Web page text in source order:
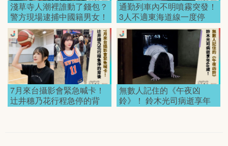
淺草寺人潮裡誰動了錢包？
警方現場逮捕中國籍男女！
通勤列車內不明噴霧突發！
3人不適東海道線一度停
駛！
7月來台攝影會緊急喊卡！
辻井穗乃花行程急停的背
後！
無數人記住的《午夜凶
鈴》！ 鈴木光司病逝享年
68歲！